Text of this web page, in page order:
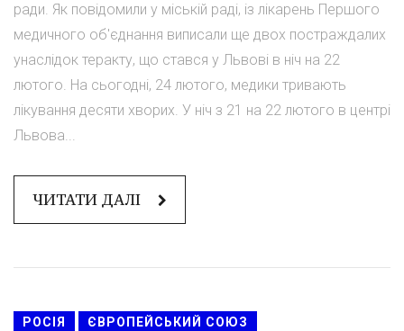
ради. Як повідомили у міській раді, із лікарень Першого
медичного об'єднання виписали ще двох постраждалих
унаслідок теракту, що стався у Львові в ніч на 22
лютого. На сьогодні, 24 лютого, медики тривають
лікування десяти хворих. У ніч з 21 на 22 лютого в центрі
Львова...
ЧИТАТИ ДАЛІ
РОСІЯ ЄВРОПЕЙСЬКИЙ СОЮЗ